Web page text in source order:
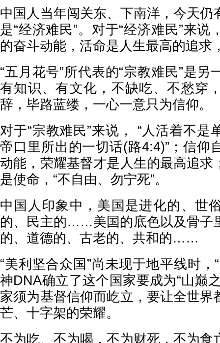
中国人当年闯关东、下南洋，今天仍
是“经济难民”。对于“经济难民”来
的奋斗动能，活命是人生最高的追求
“五月花号”所代表的“宗教难民”是
有知识、有文化，不缺吃、不愁穿
辞，毕路蓝缕，一心一意只为信仰。
对于“宗教难民”来说， “人活着不是
帝口里所出的一切话(路4:4)”；信仰
动能，荣耀基督才是人生的最高追求
是使命，“不自由、勿宁死”。
中国人印象中，美国是进化的、世
的、民主的……美国的底色以及骨子
的、道德的、古老的、共和的……
“美利坚合众国”尚未现于地平线时，
神DNA确立了这个国家要成为“山巅
家须为基督信仰而屹立，要让全世界
芒、十字架的荣耀。
不为吃、不为喝，不为财死，不为食